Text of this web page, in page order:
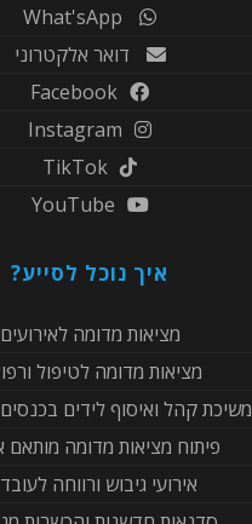
דואר אלקטרוני
Facebook
Instagram
TikTok
YouTube
איך נוכל לסייע?
מציאות מדומה לאירועים
מציאות מדומה לטיפול
משיכת קהל ואיסוף לידים
פיתוח מציאות מדומה מותאם
אירועי גיבוש ורווחה